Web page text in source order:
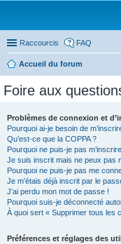
Raccourcis FAQ
Accueil du forum
Foire aux
Problèmes de connexion et
Pourquoi ai-je besoin de
Qu’est-ce que la COPPA ?
Pourquoi ne puis-je pas
Je suis inscrit mais ne peux pas
Pourquoi ne puis-je pas me
Je m’étais déjà inscrit par le
J’ai perdu mon mot de passe !
Pourquoi suis-je déconnecté
À quoi sert « Supprimer tous les
Préférences et réglages des